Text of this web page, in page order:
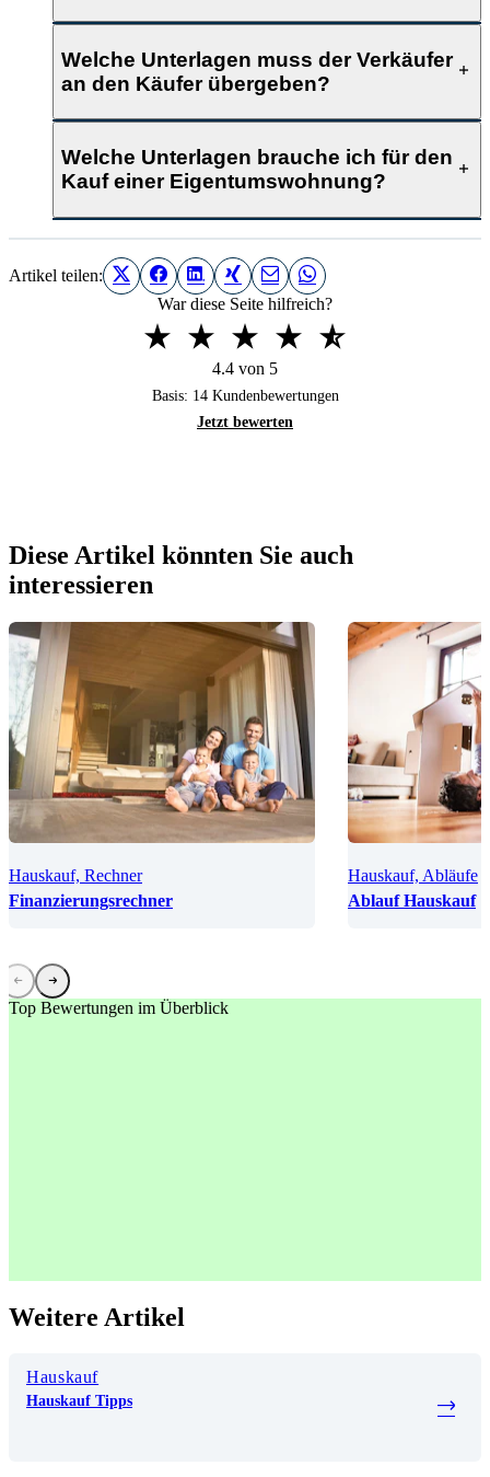
Welche Unterlagen muss der Verkäufer
an den Käufer übergeben?
Welche Unterlagen brauche ich für den
Kauf einer Eigentumswohnung?
Artikel teilen:
War diese Seite hilfreich?
4.4 von 5
Basis: 14Kundenbewertungen
Jetzt bewerten
Diese Artikel könnten Sie auch
interessieren
Hauskauf, Rechner
Finanzierungsrechner
Hauskauf, Abläufe
Ablauf Hauskauf
Top Bewertungen im Überblick
Weitere Artikel
Hauskauf
Hauskauf Tipps